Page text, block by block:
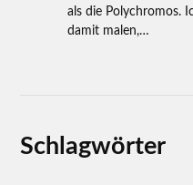
als die Polychromos.
damit malen,…
Schlagwörter